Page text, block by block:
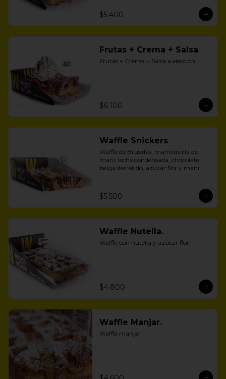
$5.400
Frutas + Crema + Salsa
Frutas + Crema + Salsa a elección
$6.100
Waffle Snickers
Waffle de Bruselas, mantequilla de
maní, leche condensada, chocolate
belga derretido, azúcar flor y maní.
$5.500
Waffle Nutella.
Waffle con nutella y azúcar flor.
$4.800
Waffle Manjar.
Waffle manjar